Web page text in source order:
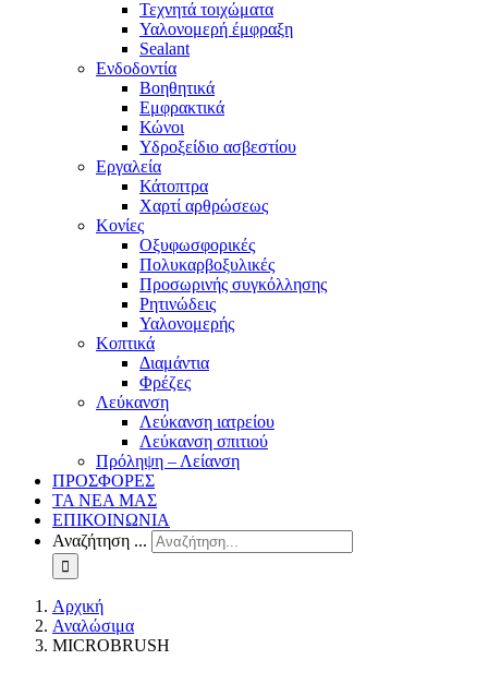
Τεχνητά τοιχώματα
Υαλονομερή έμφραξη
Sealant
Ενδοδοντία
Βοηθητικά
Εμφρακτικά
Κώνοι
Υδροξείδιο ασβεστίου
Εργαλεία
Κάτοπτρα
Χαρτί αρθρώσεως
Κονίες
Οξυφωσφορικές
Πολυκαρβοξυλικές
Προσωρινής συγκόλλησης
Ρητινώδεις
Υαλονομερής
Κοπτικά
Διαμάντια
Φρέζες
Λεύκανση
Λεύκανση ιατρείου
Λεύκανση σπιτιού
Πρόληψη – Λείανση
ΠΡΟΣΦΟΡΕΣ
ΤΑ ΝΕΑ ΜΑΣ
ΕΠΙΚΟΙΝΩΝΙΑ
Αναζήτηση ...
Αρχική
Αναλώσιμα
MICROBRUSH